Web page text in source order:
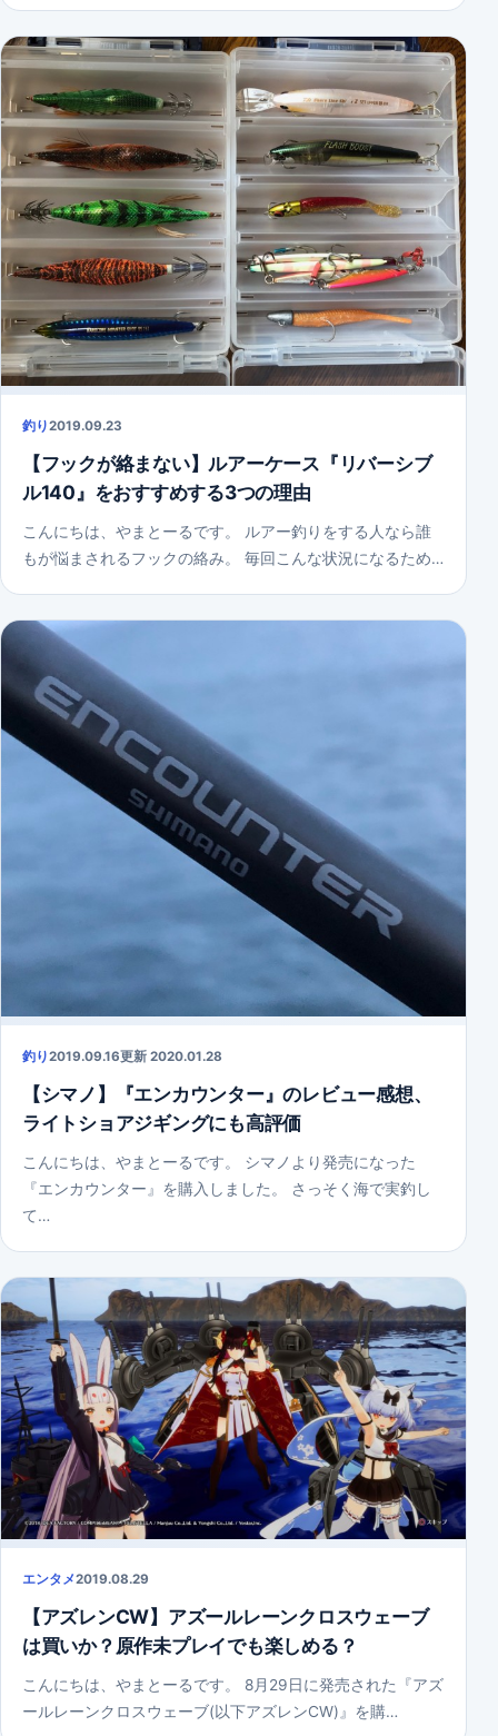
釣り2019.09.23
【フックが絡まない】ルアーケース『リバーシブ
ル140』をおすすめする3つの理由
こんにちは、やまとーるです。 ルアー釣りをする人なら誰
もが悩まされるフックの絡み。 毎回こんな状況になるため…
釣り2019.09.16更新 2020.01.28
【シマノ】『エンカウンター』のレビュー感想、
ライトショアジギングにも高評価
こんにちは、やまとーるです。 シマノより発売になった
『エンカウンター』を購入しました。 さっそく海で実釣し
て…
エンタメ2019.08.29
【アズレンCW】アズールレーンクロスウェーブ
は買いか？原作未プレイでも楽しめる？
こんにちは、やまとーるです。 8月29日に発売された『アズ
ールレーンクロスウェーブ(以下アズレンCW)』を購…